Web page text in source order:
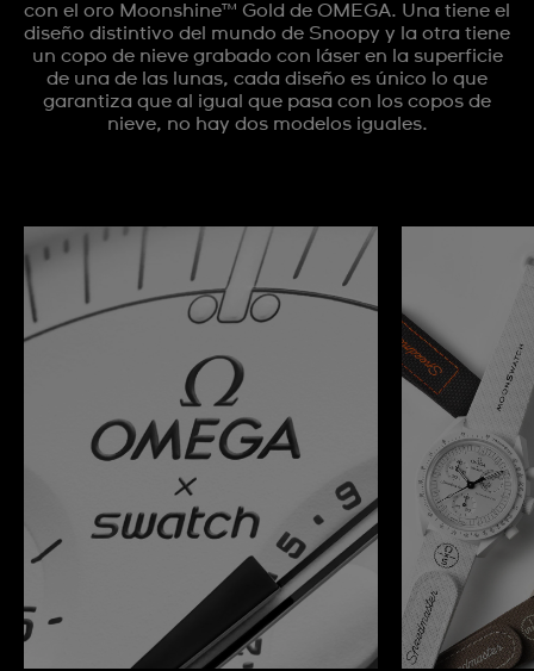
con el oro Moonshine™ Gold de OMEGA. Una tiene el
diseño distintivo del mundo de Snoopy y la otra tiene
un copo de nieve grabado con láser en la superficie
de una de las lunas, cada diseño es único lo que
garantiza que al igual que pasa con los copos de
nieve, no hay dos modelos iguales.